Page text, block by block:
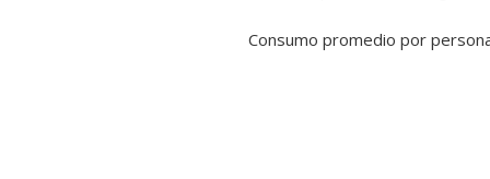
Consumo promedio por